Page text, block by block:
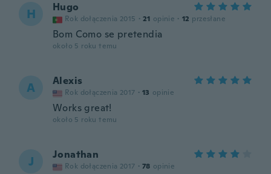
H Hugo
Rok dołączenia 2015 · 21 opinie · 12 przesłane
Bom Como se pretendia
około 5 roku temu
A Alexis
Rok dołączenia 2017 · 13 opinie
Works great!
około 5 roku temu
J Jonathan
Rok dołączenia 2017 · 78 opinie